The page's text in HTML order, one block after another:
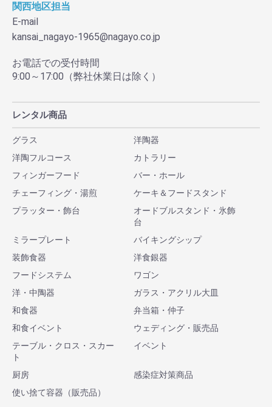
関西地区担当
E-mail
kansai_nagayo-1965@nagayo.co.jp
お電話での受付時間
9:00～17:00（弊社休業日は除く）
レンタル商品
グラス
洋陶器
洋陶フルコース
カトラリー
フィンガーフード
バー・ホール
チェーフィング・湯煎
ケーキ＆フードスタンド
プラッター・飾台
オードブルスタンド・氷飾
台
ミラープレート
バイキングシップ
装飾食器
洋食銀器
フードシステム
ワゴン
洋・中陶器
ガラス・アクリル大皿
和食器
弁当箱・仲子
和食イベント
ウェディング・販売品
テーブル・クロス・スカー
ト
イベント
厨房
感染症対策商品
使い捨て容器（販売品）